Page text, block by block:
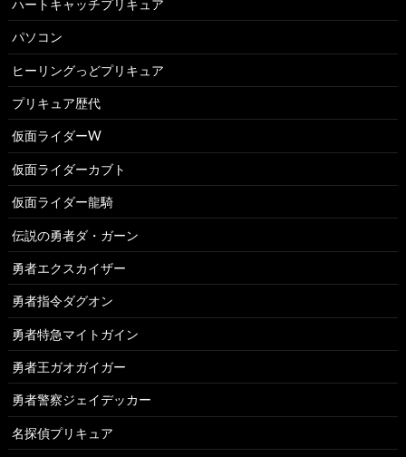
ハートキャッチプリキュア
パソコン
ヒーリングっどプリキュア
プリキュア歴代
仮面ライダーW
仮面ライダーカブト
仮面ライダー龍騎
伝説の勇者ダ・ガーン
勇者エクスカイザー
勇者指令ダグオン
勇者特急マイトガイン
勇者王ガオガイガー
勇者警察ジェイデッカー
名探偵プリキュア